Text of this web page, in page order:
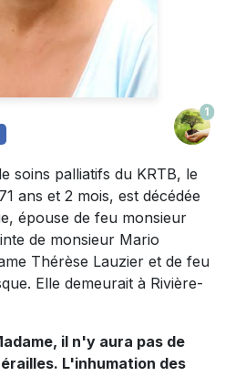
1
soins palliatifs du KRTB, le
ans et 2 mois, est décédée
épouse de feu monsieur
de monsieur Mario
Thérèse Lauzier et de feu
Elle demeurait à Rivière-
il n'y aura pas de
L'inhumation des